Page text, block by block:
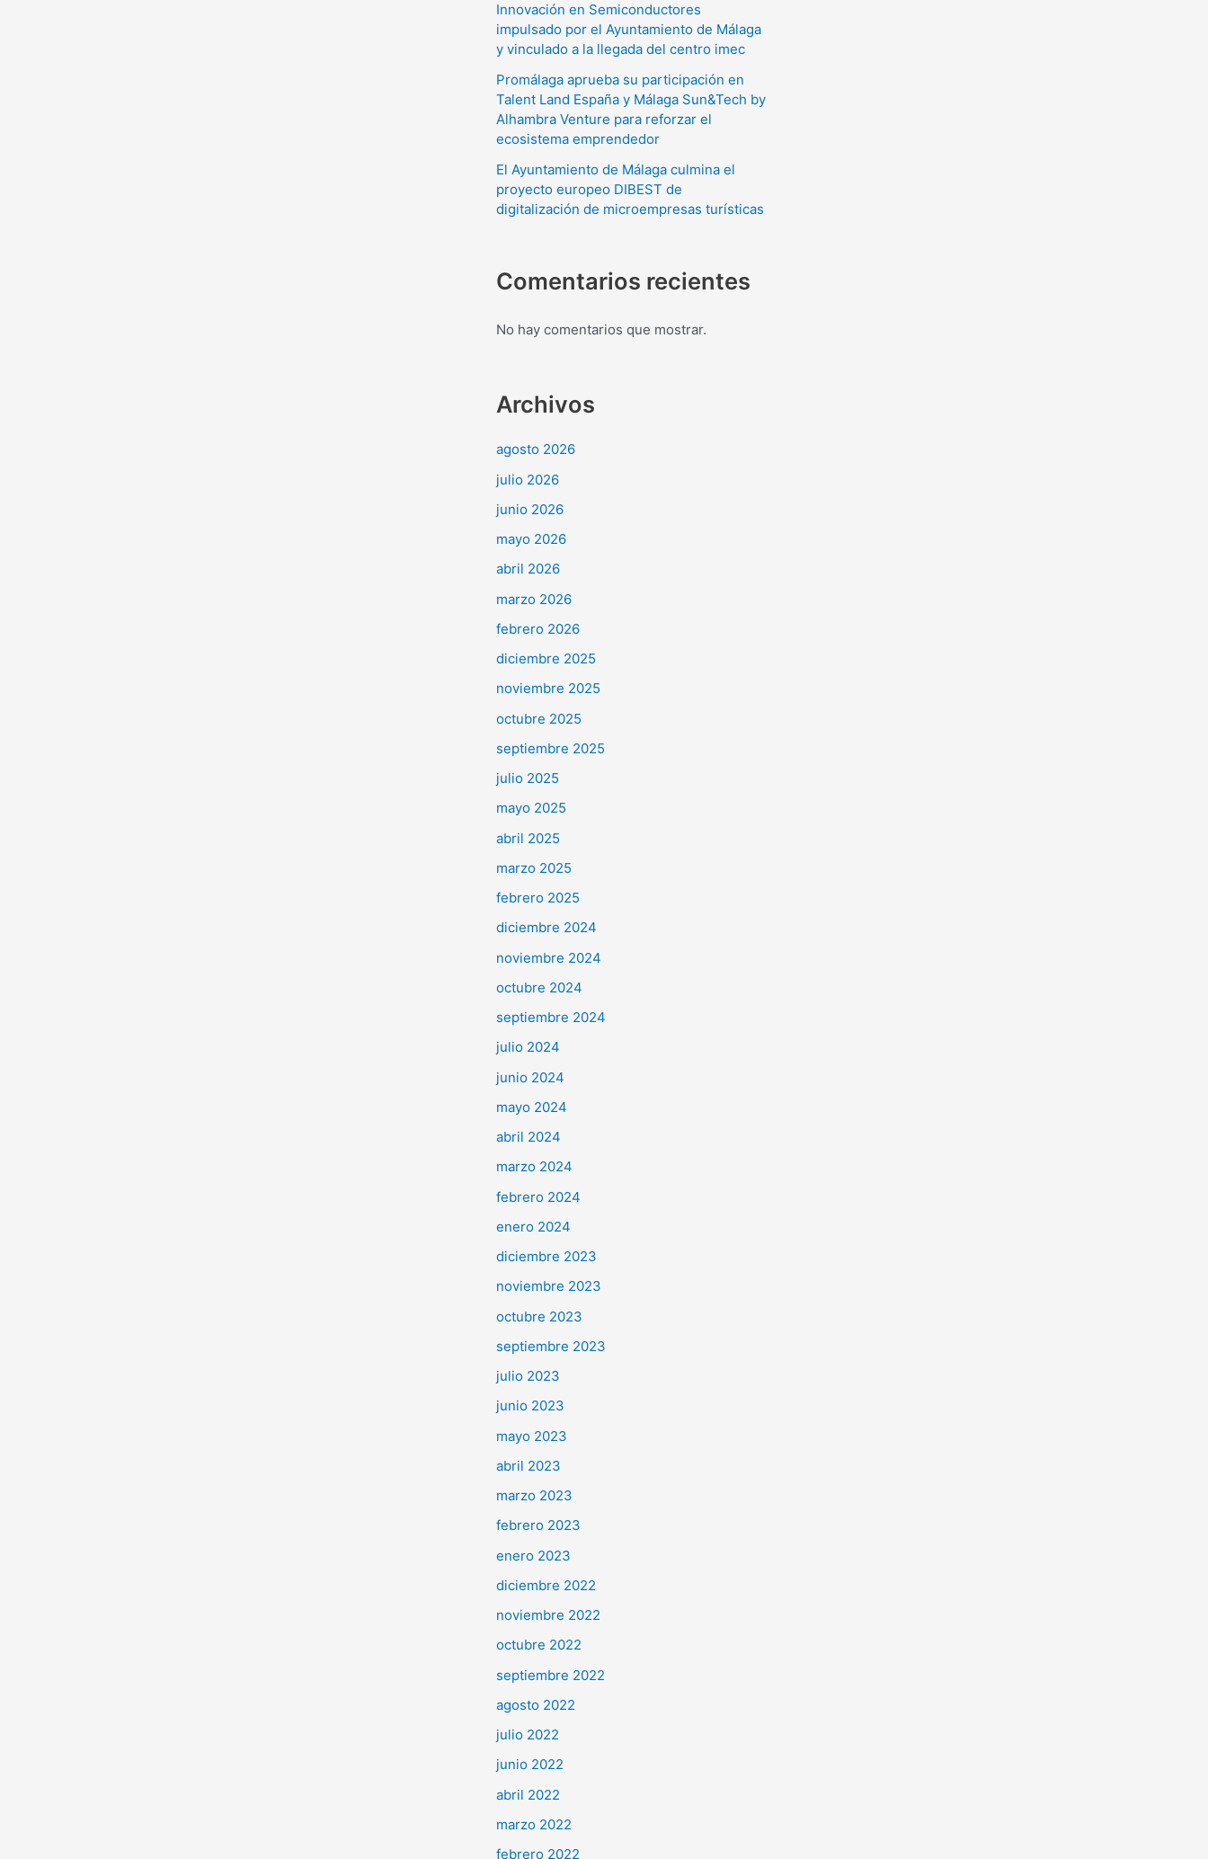
Innovación en Semiconductores
impulsado por el Ayuntamiento de Málaga
y vinculado a la llegada del centro imec
Promálaga aprueba su participación en
Talent Land España y Málaga Sun&Tech by
Alhambra Venture para reforzar el
ecosistema emprendedor
El Ayuntamiento de Málaga culmina el
proyecto europeo DIBEST de
digitalización de microempresas turísticas
Comentarios recientes
No hay comentarios que mostrar.
Archivos
agosto 2026
julio 2026
junio 2026
mayo 2026
abril 2026
marzo 2026
febrero 2026
diciembre 2025
noviembre 2025
octubre 2025
septiembre 2025
julio 2025
mayo 2025
abril 2025
marzo 2025
febrero 2025
diciembre 2024
noviembre 2024
octubre 2024
septiembre 2024
julio 2024
junio 2024
mayo 2024
abril 2024
marzo 2024
febrero 2024
enero 2024
diciembre 2023
noviembre 2023
octubre 2023
septiembre 2023
julio 2023
junio 2023
mayo 2023
abril 2023
marzo 2023
febrero 2023
enero 2023
diciembre 2022
noviembre 2022
octubre 2022
septiembre 2022
agosto 2022
julio 2022
junio 2022
abril 2022
marzo 2022
febrero 2022